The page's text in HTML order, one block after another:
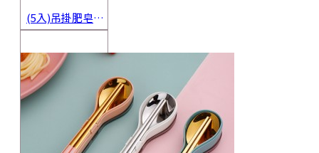
(5入)吊掛肥皂起泡網 香皂起泡袋